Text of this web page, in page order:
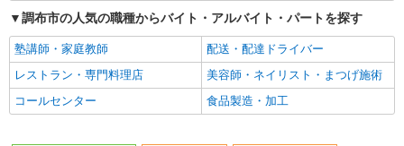
時給1,226円
東京都調布市深大寺東町3-16-1 （トップフレ
ッシュマーケット 深大寺店）
詳細を見る
ミドル（40代～）活躍中
エルダー（50代～）活躍中
昇給あり
週1日勤務OK
朝
昼
禁煙・分煙
駅直結・駅チカ
扶養内勤務OK
交通費支給
調布市の人気の職種からバイト・アルバイト・パートを探す
塾講師・家庭教師
配送・配達ドライバー
レストラン・専門料理店
美容師・ネイリスト・まつげ施術
コールセンター
食品製造・加工